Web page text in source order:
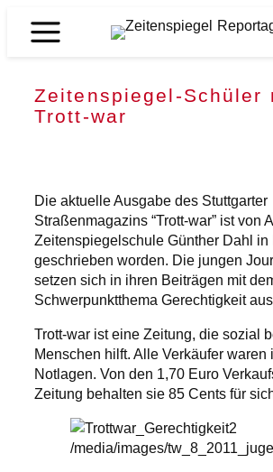
Inhalt
Zeitenspiegel
Zeitenspiegel-Schüler
Trott-war
Die aktuelle Ausgabe des Stuttgarter
Straßenmagazins “Trott-war” ist von
Zeitenspiegelschule Günther Dahl in
geschrieben worden. Die jungen
setzen sich in ihren Beiträgen mit
Schwerpunktthema Gerechtigkeit
Trott-war ist eine Zeitung, die sozial
Menschen hilft. Alle Verkäufer waren
Notlagen. Von den 1,70 Euro
Zeitung behalten sie 85 Cents für